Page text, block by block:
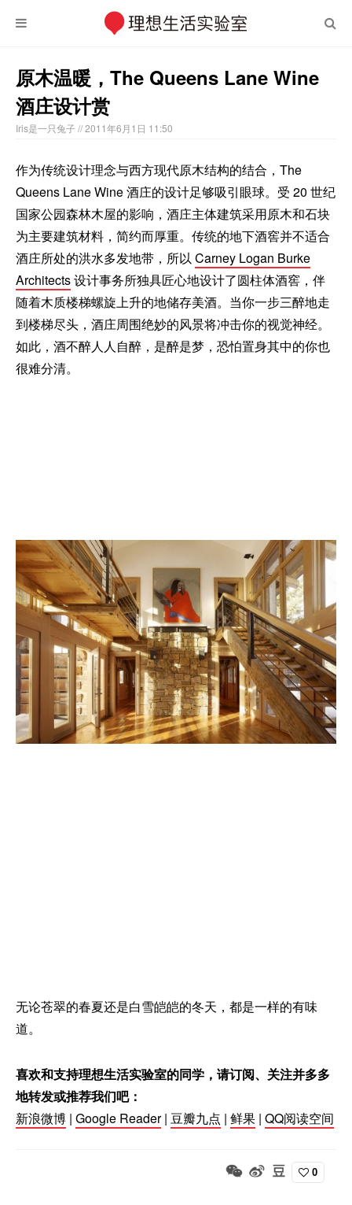
原木温暖，The Queens Lane Wine
酒庄设计赏
Iris是一只兔子// 2011年6月1日 11:50
作为传统设计理念与西方现代原木结构的结合，The
Queens Lane Wine 酒庄的设计足够吸引眼球。受 20 世纪
国家公园森林木屋的影响，酒庄主体建筑采用原木和石块
为主要建筑材料，简约而厚重。传统的地下酒窖并不适合
酒庄所处的洪水多发地带，所以 Carney Logan Burke
Architects设计事务所独具匠心地设计了圆柱体酒窖，伴
随着木质楼梯螺旋上升的地储存美酒。当你一步三醉地走
到楼梯尽头，酒庄周围绝妙的风景将冲击你的视觉神经。
如此，酒不醉人人自醉，是醉是梦，恐怕置身其中的你也
很难分清。
无论苍翠的春夏还是白雪皑皑的冬天，都是一样的有味
道。
喜欢和支持理想生活实验室的同学，请订阅、关注并多多
地转发或推荐我们吧：
新浪微博 | Google Reader| 豆瓣九点 | 鲜果 | QQ阅读空间
0